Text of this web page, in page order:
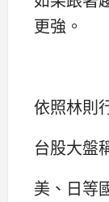
更強。
依照林則
台股大盤
美、日等